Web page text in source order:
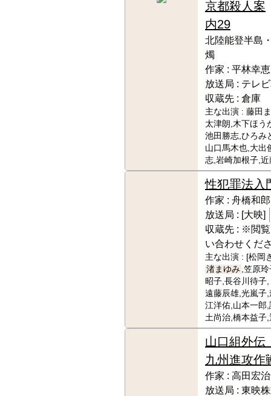
京都殺人案
内29
北陸能登半島
燭
作家 : 平林幸恵
放送局 : テレ
収蔵先 : 倉庫
主な出演 : 藤田
太津朗,木下ほう
池田勝志,ひろみ
山口馬木也,大出
志,岩崎加根子,
性犯罪法入
作家 : 舟橋和郎
放送局 : [大映]
収蔵先 : ※閲覧
い合わせくだ
主な出演 : [松岡
渚まゆみ ,笠原
昭子,長谷川待子
遠藤辰雄,光嵐子
江洋佑,山本一郎
土尚治,橋本益子
山口組外
九州進攻作
作家 : 高田宏治
放送局 : 東映